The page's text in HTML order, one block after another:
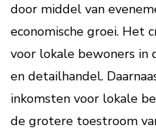
door middel van
economische groei. Het
voor lokale bewoners in
en detailhandel.
inkomsten voor lokale
de grotere toestroom